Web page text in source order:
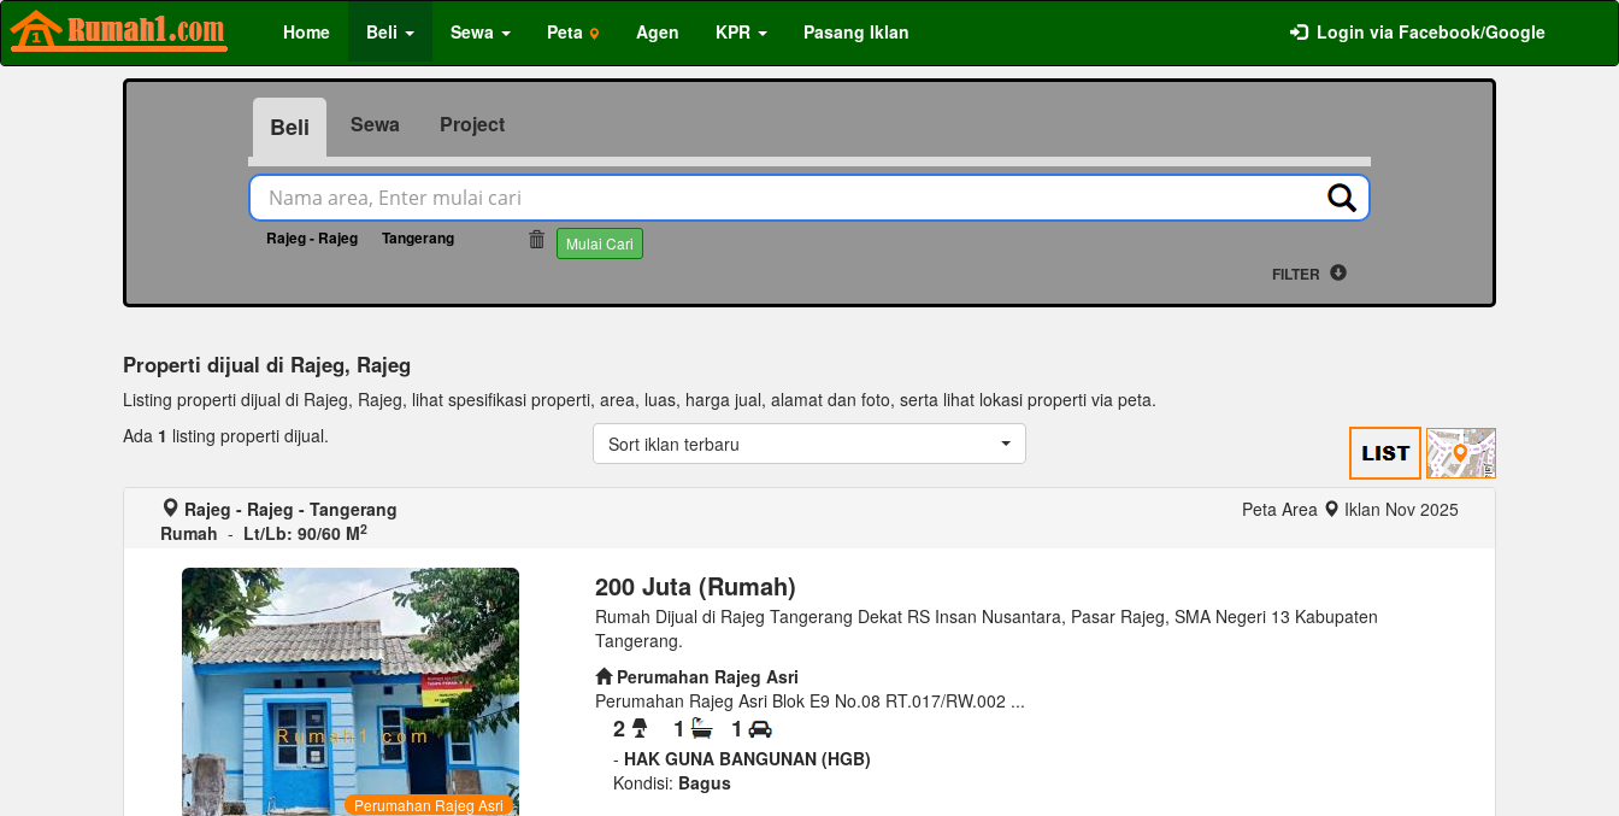
Home Beli Sewa Peta Agen KPR Pasang Iklan Login via Facebook/Google
Beli Sewa Project
Rajeg - Rajeg Tangerang Mulai Cari
FILTER
Properti dijual di Rajeg, Rajeg
Listing properti dijual di Rajeg, Rajeg, lihat spesifikasi properti, area, luas, harga jual, alamat dan foto, serta lihat lokasi properti via peta.
Ada 1 listing properti dijual. Sort iklan terbaru
Rajeg - Rajeg - Tangerang
Rumah - Lt/Lb: 90/60 M2
Peta Area Iklan Nov 2025
Perumahan Rajeg Asri
200 Juta (Rumah)
Rumah Dijual di Rajeg Tangerang Dekat RS Insan Nusantara, Pasar Rajeg, SMA Negeri 13 Kabupaten
Tangerang.
Perumahan Rajeg Asri
Perumahan Rajeg Asri Blok E9 No.08 RT.017/RW.002 ...
2 1 1
- HAK GUNA BANGUNAN (HGB)
Kondisi: Bagus